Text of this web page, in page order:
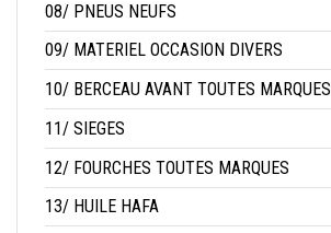
08/ PNEUS NEUFS
09/ MATERIEL OCCASION DIVERS
10/ BERCEAU AVANT TOUTES MARQUES
11/ SIEGES
12/ FOURCHES TOUTES MARQUES
13/ HUILE HAFA